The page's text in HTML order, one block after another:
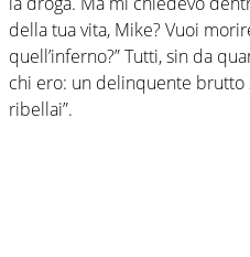
della tua vita, Mike? Vuoi
quell’inferno?” Tutti, sin da
chi ero: un delinquente brutto
ribellai”.